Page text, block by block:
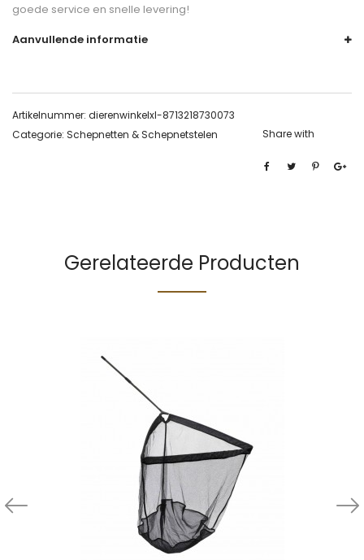
goede service en snelle levering!
Aanvullende informatie
Artikelnummer: dierenwinkelxl-8713218730073
Categorie: Schepnetten & Schepnetstelen Share with
Gerelateerde Producten